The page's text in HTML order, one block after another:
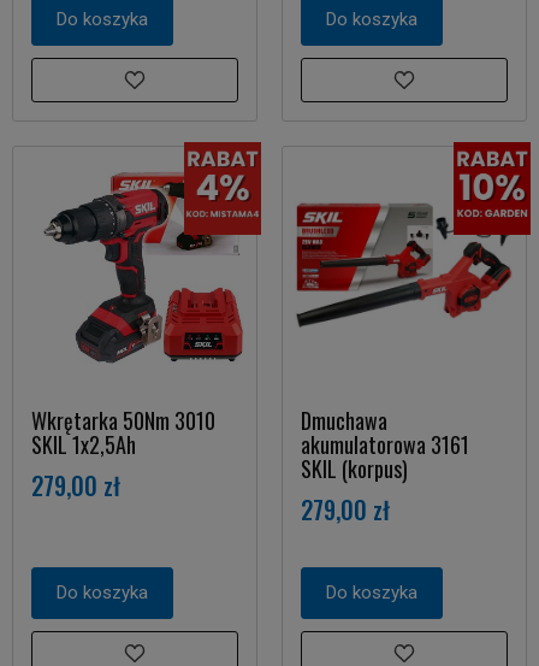
Do koszyka Do koszyka
Wkrętarka 50Nm 3010
SKIL 1x2,5Ah
279,00 zł
Do koszyka
Dmuchawa
akumulatorowa 3161
SKIL (korpus)
279,00 zł
Do koszyka